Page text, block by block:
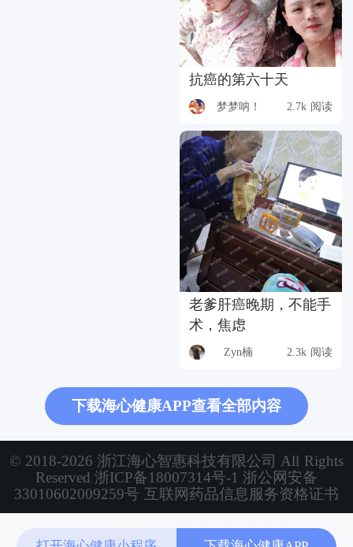
抗癌的第六十天
梦梦呐！ 2.7k 阅读
老爹肝癌晚期，不能手
术，焦虑
Zyn楠 2.3k 阅读
下载海心健康APP查看全部内容
© 2018-2026 浙江海心智惠科技有限公司 All Rights
Reserved 浙ICP备18007314号-1 浙公网安备
33010602009259号 互联网药品信息服务资格证书